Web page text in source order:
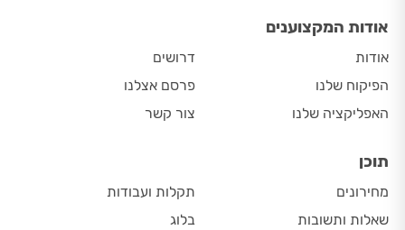
אודות המקצוענים
אודות
הפיקוח שלנו
האפליקציה שלנו
דרושים
פרסם אצלנו
צור קשר
תוכן
מחירונים
שאלות ותשובות
תקלות ועבודות
בלוג